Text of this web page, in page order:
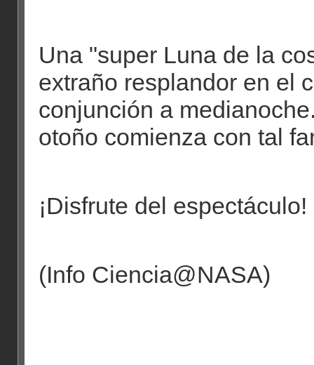
Una "super Luna de la
extraño resplandor en el
conjunción a
otoño comienza con tal
¡Disfrute del espectáculo!
(Info Ciencia@NASA)